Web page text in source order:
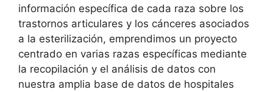
información específica de cada raza sobre los
trastornos articulares y los cánceres asociados
a la esterilización, emprendimos un proyecto
centrado en varias razas específicas mediante
la recopilación y el análisis de datos con
nuestra amplia base de datos de hospitales